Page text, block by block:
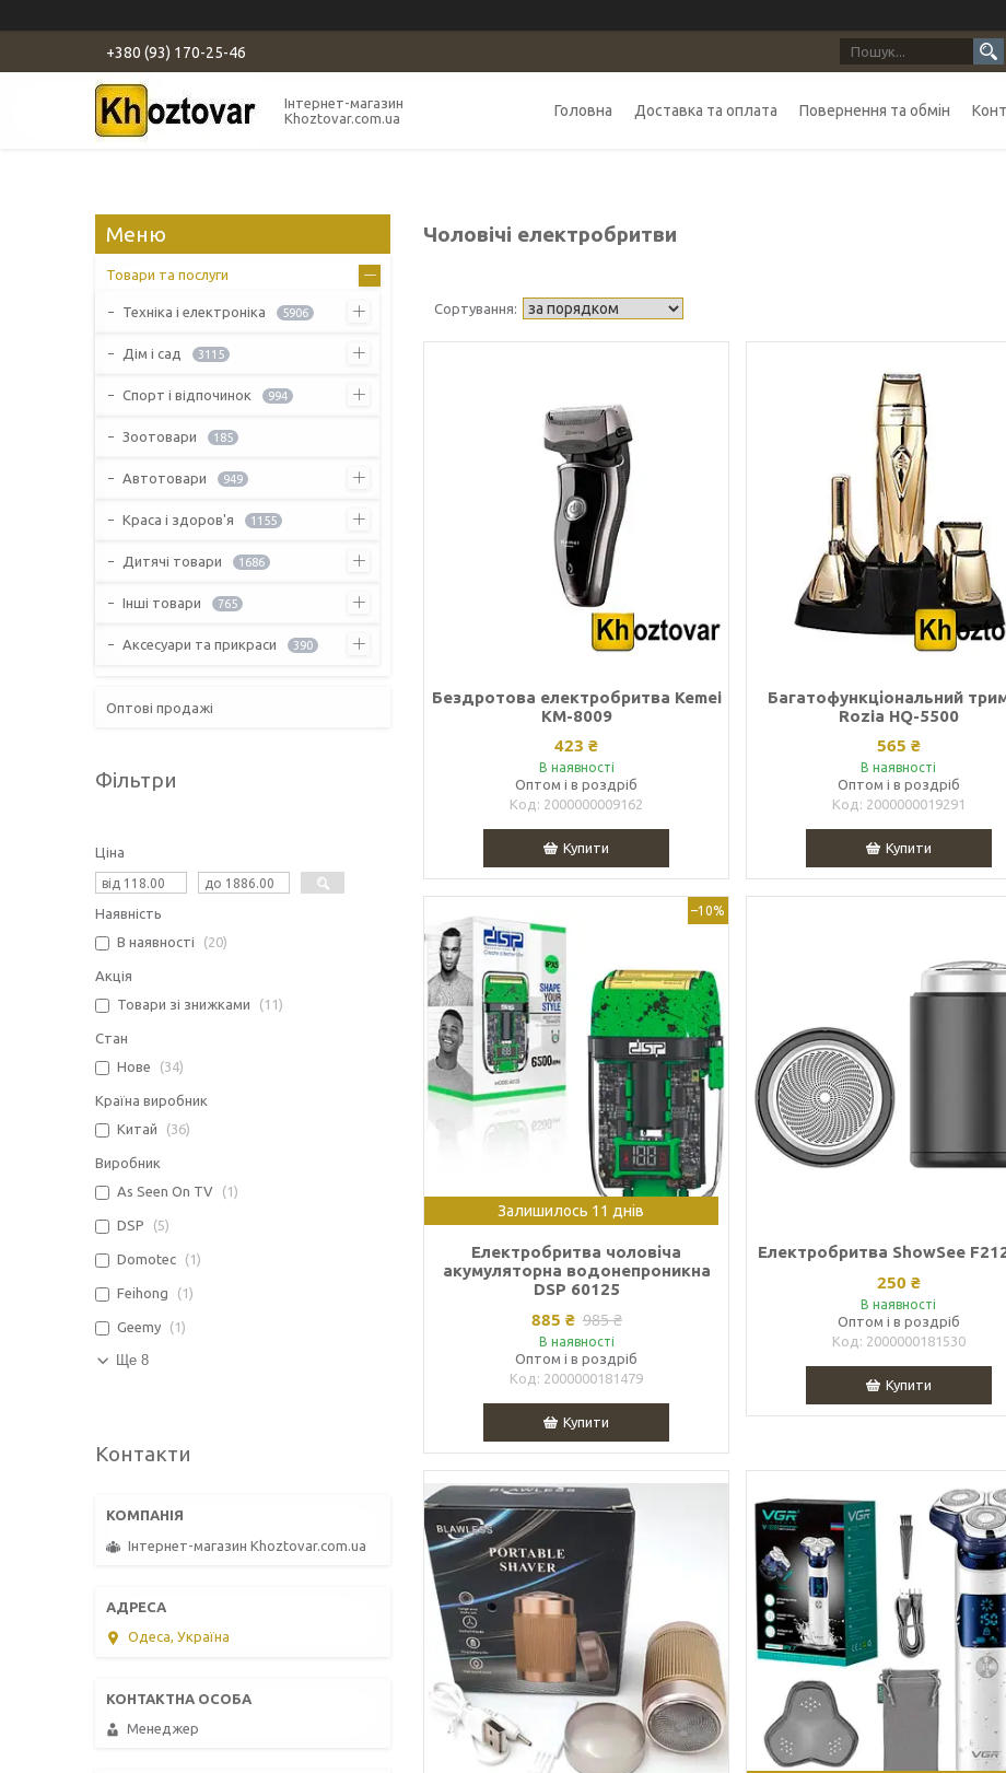
+380 (93) 170-25-46
Інтернет-магазин
Khoztovar.com.ua
Головна Доставка та оплата Повернення та обмін
Чоловічі електробритви
Бездротова електробритва Kemei
KM-8009
423 ₴
В наявності
Оптом і в роздріб
2000000009162
Купити
Багатофункціональний
Rozia HQ-5500
565 ₴
В наявності
Оптом і в роздріб
2000000019291
Купити
–10%
Залишилось 11 днів
Електробритва чоловіча
акумуляторна водонепроникна
DSP 60125
885 ₴ 985 ₴
В наявності
Оптом і в роздріб
2000000181479
Купити
Електробритва ShowSee
250 ₴
В наявності
Оптом і в роздріб
2000000181530
Купити
Товари та послуги
Техніка і електроніка 5906
Дім і сад 3115
Спорт і відпочинок 994
Зоотовари 185
Автотовари 949
Краса і здоров'я 1155
Дитячі товари 1686
Інші товари 765
Аксесуари та прикраси 390
Оптові продажі
Фільтри
Ціна
Наявність
В наявності
20
Акція
Товари зі знижками
11
Стан
Нове
34
Країна виробник
Китай
36
Виробник
As Seen On TV
1
DSP 5
Domotec 1
Feihong 1
Geemy 1
Ще 8
Контакти
Інтернет-магазин Khoztovar.com.ua
Одеса, Україна
Менеджер